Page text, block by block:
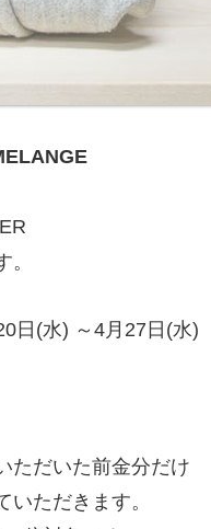
日(水) ～4月27日(水)
ただいた前金分だけ
ただきます。